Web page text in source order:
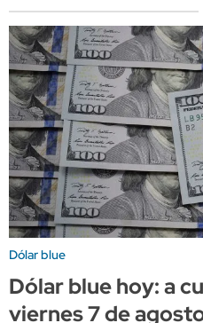
Dólar blue
Dólar blue hoy: a
viernes 7 de